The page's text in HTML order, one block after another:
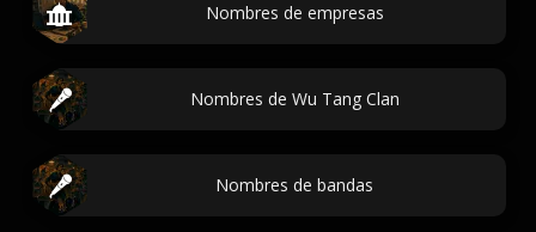
Nombres de empresas
Nombres de Wu Tang Clan
Nombres de bandas